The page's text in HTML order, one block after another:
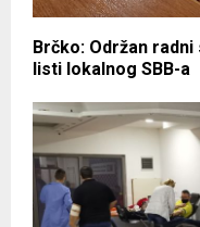
Brčko: Održan
listi lokalnog SBB-a